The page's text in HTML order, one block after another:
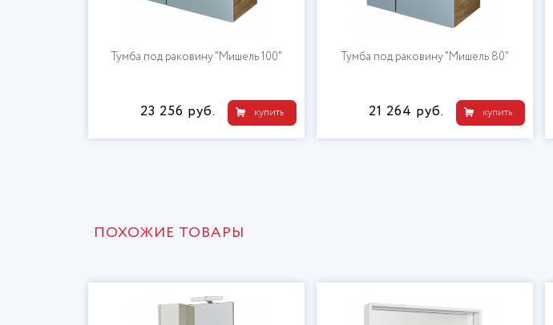
Тумба под раковину "Мишель 100"
купить
23 256 руб.
Тумба под раковину "Мишель 80"
купить
21 264 руб.
ПОХОЖИЕ ТОВАРЫ